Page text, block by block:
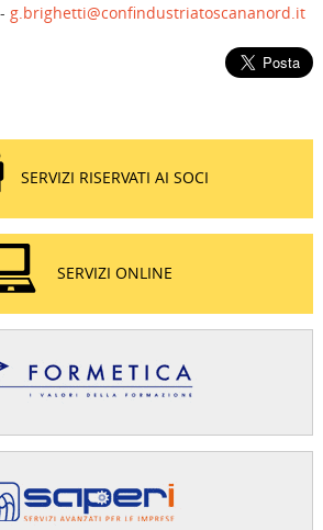
g.brighetti@confindustriatoscananord.it
SERVIZI RISERVATI AI SOCI
SERVIZI ONLINE